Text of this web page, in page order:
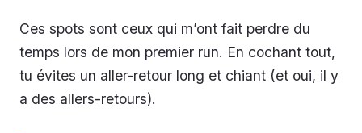
Ces spots sont ceux qui m’ont fait perdre du
temps lors de mon premier run. En cochant tout,
tu évites un aller-retour long et chiant (et oui, il y
a des allers-retours).